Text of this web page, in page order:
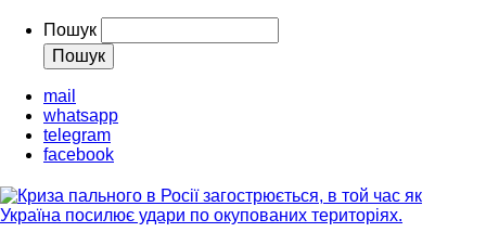
Пошук
mail
whatsapp
telegram
facebook